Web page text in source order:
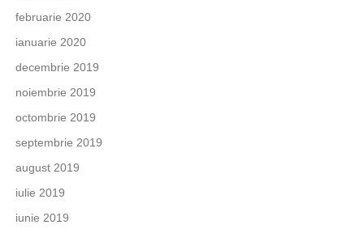
februarie 2020
ianuarie 2020
decembrie 2019
noiembrie 2019
octombrie 2019
septembrie 2019
august 2019
iulie 2019
iunie 2019